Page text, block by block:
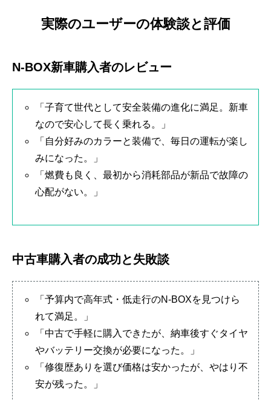
実際のユーザーの体験談と評価
N-BOX新車購入者のレビュー
「子育て世代として安全装備の進化に満足。新車
なので安心して長く乗れる。」
「自分好みのカラーと装備で、毎日の運転が楽し
みになった。」
「燃費も良く、最初から消耗部品が新品で故障の
心配がない。」
中古車購入者の成功と失敗談
「予算内で高年式・低走行のN-BOXを見つけら
れて満足。」
「中古で手軽に購入できたが、納車後すぐタイヤ
やバッテリー交換が必要になった。」
「修復歴ありを選び価格は安かったが、やはり不
安が残った。」